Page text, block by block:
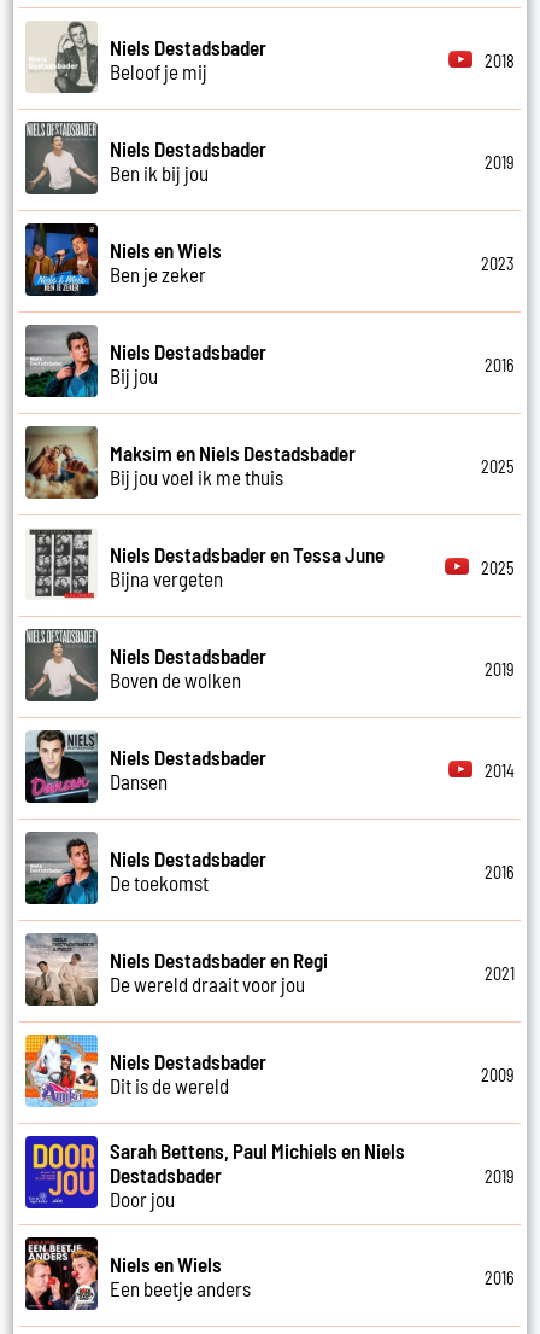
Niels Destadsbader
Beloof je mij
2018
Niels Destadsbader
Ben ik bij jou
2019
Niels en Wiels
Ben je zeker
2023
Niels Destadsbader
Bij jou
2016
Maksim en Niels Destadsbader
Bij jou voel ik me thuis
2025
Niels Destadsbader en Tessa June
Bijna vergeten
2025
Niels Destadsbader
Boven de wolken
2019
Niels Destadsbader
Dansen
2014
Niels Destadsbader
De toekomst
2016
Niels Destadsbader en Regi
De wereld draait voor jou
2021
Niels Destadsbader
Dit is de wereld
2009
Sarah Bettens, Paul Michiels en Niels
Destadsbader
Door jou
2019
Niels en Wiels
Een beetje anders
2016